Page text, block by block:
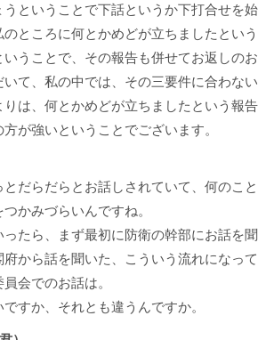
ということで下話というか下打合せを始
ところに何とかめどが立ちましたという
うことで、その報告も併せてお返しのお
て、私の中では、その三要件に合わない
りは、何とかめどが立ちましたという報告
が強いということでございます。
だらだらとお話しされていて、何のこと
かみづらいんですね。
たら、まず最初に防衛の幹部にお話を聞
から話を聞いた、こういう流れになって
会でのお話は。
すか、それとも違うんですか。